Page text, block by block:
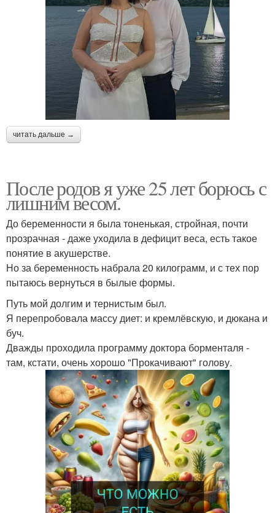
читать дальше →
После родов я уже 25 лет борюсь с
лишним весом.
До беременности я была тоненькая, стройная, почти
прозрачная - даже уходила в дефицит веса, есть такое
понятие в акушерстве.
Но за беременность набрала 20 килограмм, и с тех пор
пытаюсь вернуться в былые формы.
Путь мой долгим и тернистым был.
Я перепробовала массу диет: и кремлёвскую, и дюкана и
буч.
Дважды проходила программу доктора борменталя -
там, кстати, очень хорошо "Прокачивают" голову.